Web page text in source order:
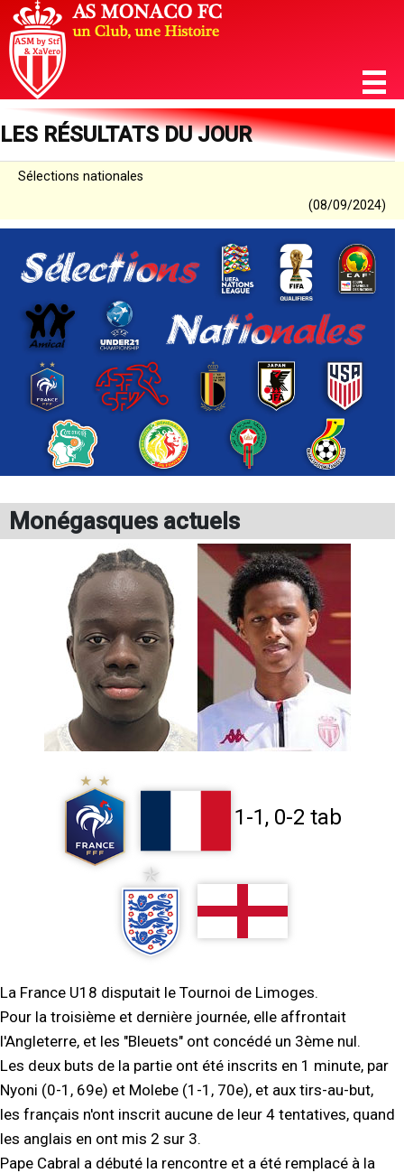
LES RÉSULTATS DU JOUR
Sélections nationales
(08/09/2024)
Monégasques actuels
1-1, 0-2 tab
La France U18 disputait le Tournoi de Limoges.
Pour la troisième et dernière journée, elle affrontait
l'Angleterre, et les "Bleuets" ont concédé un 3ème nul.
Les deux buts de la partie ont été inscrits en 1 minute, par
Nyoni (0-1, 69e) et Molebe (1-1, 70e), et aux tirs-au-but,
les français n'ont inscrit aucune de leur 4 tentatives, quand
les anglais en ont mis 2 sur 3.
Pape Cabral a débuté la rencontre et a été remplacé à la